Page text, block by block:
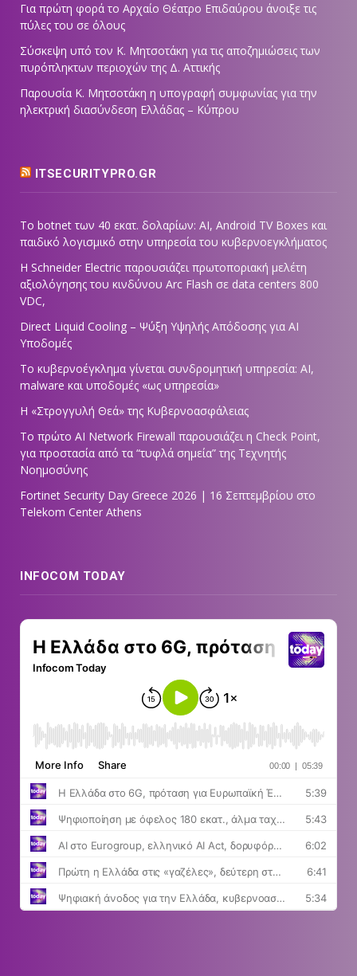
Για πρώτη φορά το Αρχαίο Θέατρο Επιδαύρου άνοιξε τις
πύλες του σε όλους
Σύσκεψη υπό τον Κ. Μητσοτάκη για τις αποζημιώσεις των
πυρόπληκτων περιοχών της Δ. Αττικής
Παρουσία Κ. Μητσοτάκη η υπογραφή συμφωνίας για την
ηλεκτρική διασύνδεση Ελλάδας – Κύπρου
ITSECURITYPRO.GR
Το botnet των 40 εκατ. δολαρίων: AI, Android TV Boxes και
παιδικό λογισμικό στην υπηρεσία του κυβερνοεγκλήματος
Η Schneider Electric παρουσιάζει πρωτοποριακή μελέτη
αξιολόγησης του κινδύνου Arc Flash σε data centers 800
VDC,
Direct Liquid Cooling – Ψύξη Υψηλής Απόδοσης για AI
Υποδομές
Το κυβερνοέγκλημα γίνεται συνδρομητική υπηρεσία: AI,
malware και υποδομές «ως υπηρεσία»
Η «Στρογγυλή Θεά» της Κυβερνοασφάλειας
Tο πρώτο AI Network Firewall παρουσιάζει η Check Point,
για προστασία από τα “τυφλά σημεία” της Τεχνητής
Νοημοσύνης
Fortinet Security Day Greece 2026 | 16 Σεπτεμβρίου στο
Telekom Center Athens
INFOCOM TODAY